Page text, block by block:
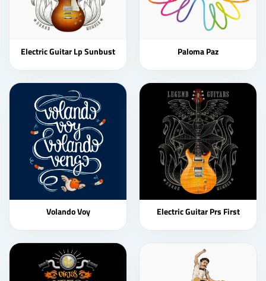
Electric Guitar Lp Sunbust Paloma Paz
Volando Voy Electric Guitar Prs First